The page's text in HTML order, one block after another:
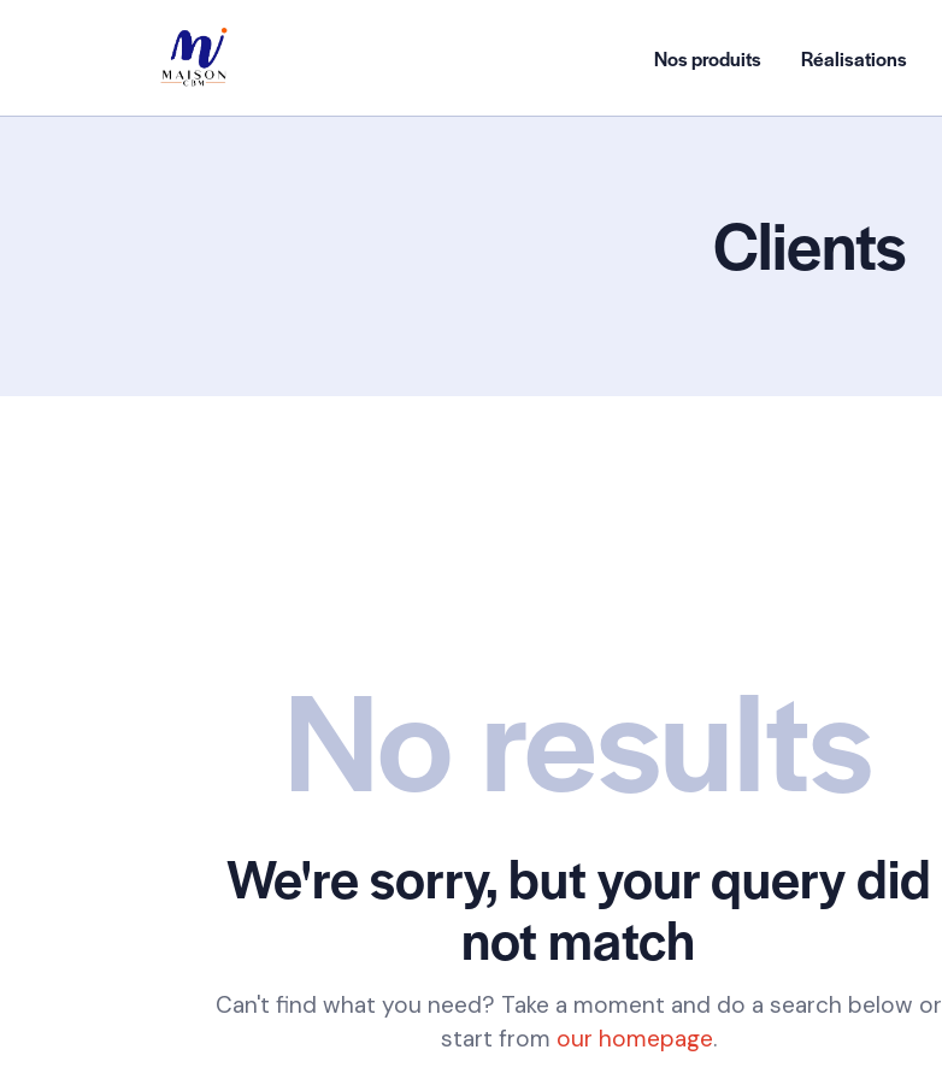
Nos produits Réalisations
Clients
No results
We're sorry, but your query did
not match
Can't find what you need? Take a moment and do a search below or
start from our homepage.